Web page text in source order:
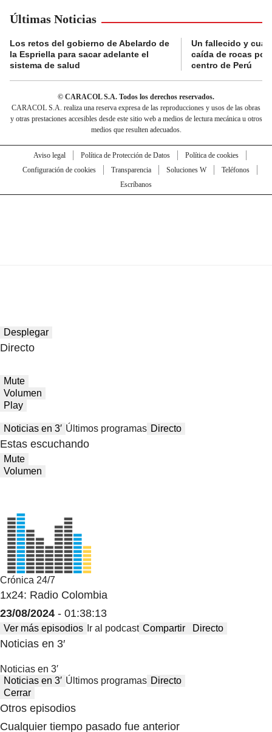
Últimas Noticias
Los retos del gobierno de Abelardo de
la Espriella para sacar adelante el
sistema de salud
Un fallecido y
caída de rocas por
centro de Perú
© CARACOL S.A. Todos los derechos reservados.
CARACOL S.A. realiza una reserva expresa de las reproducciones y usos de las obras
y otras prestaciones accesibles desde este sitio web a medios de lectura mecánica u otros
medios que resulten adecuados.
Aviso legal Política de Protección de Datos
Política de cookies
Configuración de cookies
Transparencia Soluciones W
Teléfonos
Escríbanos
Desplegar
Directo
Mute
Volumen
Play
Noticias en 3′ Últimos programas Directo
Estas escuchando
Mute
Volumen
Crónica 24/7
1x24: Radio Colombia
23/08/2024 - 01:38:13
Ver más episodios Ir al podcast Compartir Directo
Noticias en 3′
Noticias en 3′
Noticias en 3′ Últimos programas Directo
Cerrar
Otros episodios
Cualquier tiempo pasado fue anterior